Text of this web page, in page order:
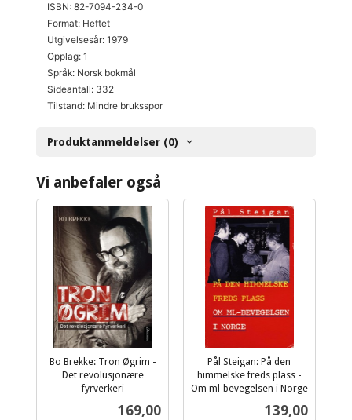
ISBN: 82-7094-234-0
Format: Heftet
Utgivelsesår: 1979
Opplag: 1
Språk: Norsk bokmål
Sideantall: 332
Tilstand: Mindre bruksspor
Produktanmeldelser (0)
Vi anbefaler også
Bo Brekke: Tron Øgrim -
Det revolusjonære
fyrverkeri
Pris
169,00
Pål Steigan: På den
himmelske freds plass -
Om ml-bevegelsen i Norge
Pris
139,00